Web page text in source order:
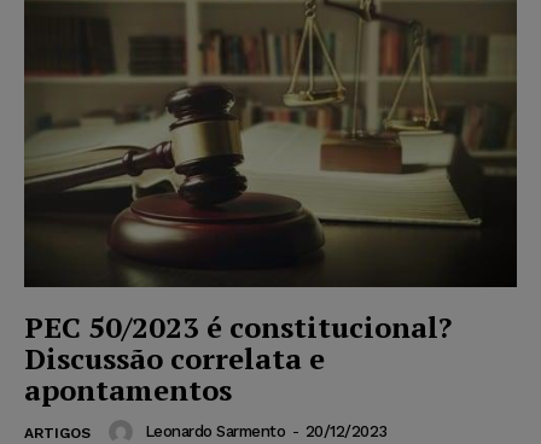
PEC 50/2023 é constitucional?
Discussão correlata e
apontamentos
ARTIGOS Leonardo Sarmento - 20/12/2023